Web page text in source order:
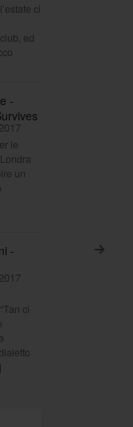
>
ci
ed
-
le
un
-
ci